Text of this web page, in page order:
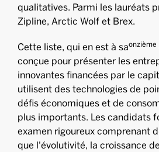
qualitatives. Parmi les lauréats
Zipline, Arctic Wolf et Brex.
Cette liste, qui en est à saonzième
conçue pour présenter les
innovantes financées par le
utilisent des technologies de
défis économiques et de
plus importants. Les candidats
examen rigoureux comprenant
que l'évolutivité, la croissance